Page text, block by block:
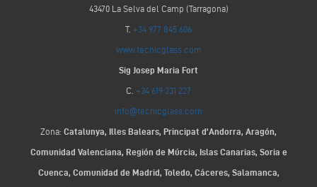
43470 La Selva del Camp (Tarragona)
T. +34 977 845 606
www.tecnicglass.com
Sig Josep Maria Fort
C. +34 619 231 227
info@tecnicglass.com
Zona: Catalunya, Illes Balears, Principat d’Andorra, Aragón,
Comunidad Valenciana, Región de Múrcia, Islas Canarias, Soria e
Cuenca, Comunidad de Madrid, Toledo, Cáceres, Salamanca,